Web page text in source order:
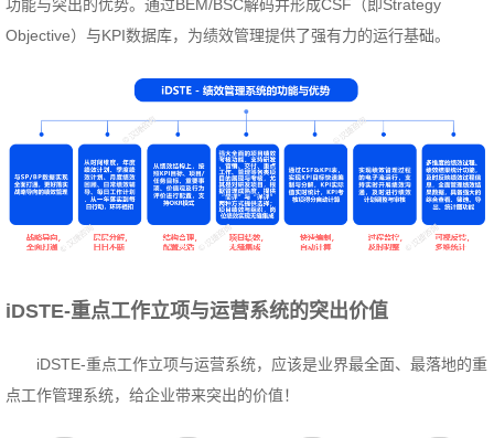
功能与突出的优势。通过BEM/BSC解码并形成CSF（即Strategy
Objective）与KPI数据库，为绩效管理提供了强有力的运行基础。
iDSTE-重点工作立项与运营系统的突出价值
iDSTE-重点工作立项与运营系统，应该是业界最全面、最落地的重
点工作管理系统，给企业带来突出的价值！